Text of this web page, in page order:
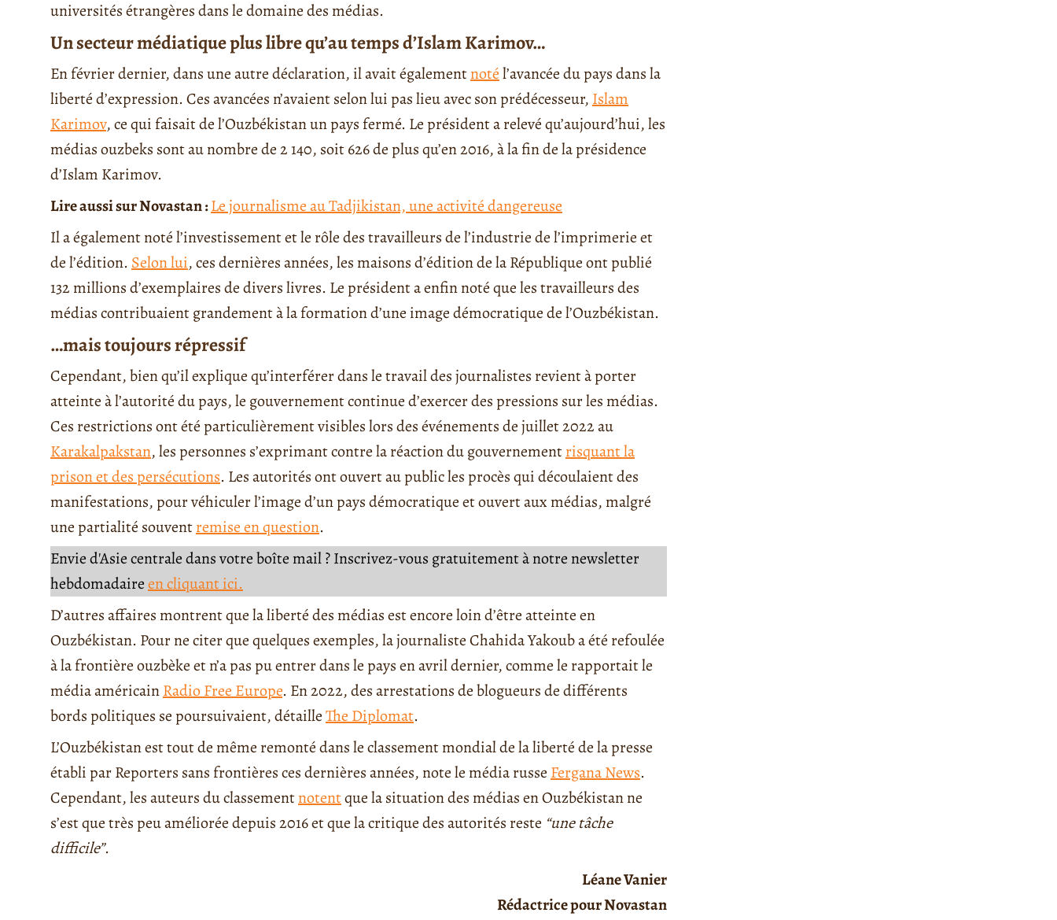
universités étrangères dans le domaine des médias.
Un secteur médiatique plus libre qu’au temps d’Islam Karimov…
En février dernier, dans une autre déclaration, il avait égalementnotél’avancée du pays dans la
liberté d’expression. Ces avancées n’avaient selon lui pas lieu avec son prédécesseur, Islam
Karimov, ce qui faisait de l’Ouzbékistan un pays fermé. Le président a relevé qu’aujourd’hui, les
médias ouzbeks sont au nombre de 2 140, soit 626 de plus qu’en 2016, à la fin de la présidence
d’Islam Karimov.
Lire aussi sur Novastan :Le journalisme au Tadjikistan, une activité dangereuse
Il a également noté l’investissement et le rôle des travailleurs de l’industrie de l’imprimerie et
de l’édition. Selon lui, ces dernières années, les maisons d’édition de la République ont publié
132 millions d’exemplaires de divers livres. Le président a enfin noté que les travailleurs des
médias contribuaient grandement à la formation d’une image démocratique de l’Ouzbékistan.
…mais toujours répressif
Cependant, bien qu’il explique qu’interférer dans le travail des journalistes revient à porter
atteinte à l’autorité du pays, le gouvernement continue d’exercer des pressions sur les médias.
Ces restrictions ont été particulièrement visibles lors des événements de juillet 2022 au
Karakalpakstan, les personnes s’exprimant contre la réaction du gouvernementrisquant la
prison et des persécutions. Les autorités ont ouvert au public les procès qui découlaient des
manifestations, pour véhiculer l’image d’un pays démocratique et ouvert aux médias, malgré
une partialité souventremise en question.
Envie d'Asie centrale dans votre boîte mail ? Inscrivez-vous gratuitement à notre newsletter
hebdomadaireen cliquant ici.
D’autres affaires montrent que la liberté des médias est encore loin d’être atteinte en
Ouzbékistan. Pour ne citer que quelques exemples, la journaliste Chahida Yakoub a été refoulée
à la frontière ouzbèke et n’a pas pu entrer dans le pays en avril dernier, comme le rapportait le
média américainRadio Free Europe. En 2022, des arrestations de blogueurs de différents
bords politiques se poursuivaient, détailleThe Diplomat.
L’Ouzbékistan est tout de même remonté dans le classement mondial de la liberté de la presse
établi par Reporters sans frontières ces dernières années, note le média russe Fergana News.
Cependant, les auteurs du classementnotentque la situation des médias en Ouzbékistan ne
s’est que très peu améliorée depuis 2016 et que la critique des autorités reste “une tâche
difficile”.
Léane Vanier
Rédactrice pour Novastan